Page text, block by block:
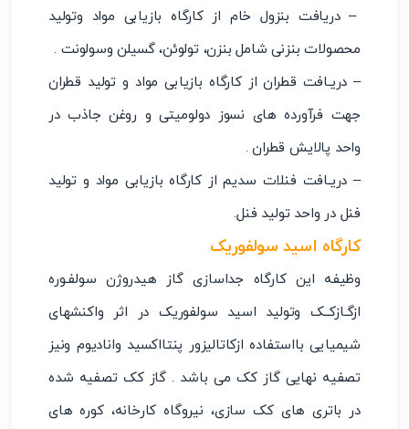
– دریافت بنزول خام از کارگاه بازیابی مواد وتولید
محصولات بنزنی شامل بنزن، تولوئن، گسیلن وسولونت .
– دریـافت قطران از کارگاه بازیابی مواد و تولید قطران
جهت فرآورده های نسوز دولومیتی و روغن جاذب در
واحد پالایش قطران .
– دریـافت فنلات سدیم از کارگاه بازیابی مواد و تولید
فنل در واحد تولید فنل.
کارگاه اسید سولفوریک
وظیفه این کارگاه جداسازی گاز هیدروژن سولفـوره
ازگـازکــک وتولید اسید سولفوریک در اثر واکنشهای
شیمیایی بااستفاده ازکاتالیزور پنتااکسید وانادیوم ونیز
تصفیه نهایی گاز کک می باشد . گاز کک تصفیه شده
در باتری های کک سازی، نیروگاه کارخانه، کوره های